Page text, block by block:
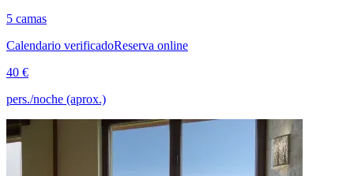
5 camas
Calendario verificadoReserva online
40 €
pers./noche (aprox.)